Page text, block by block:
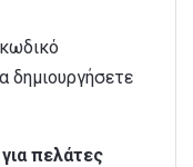
δημιουργήσετε
πελάτες